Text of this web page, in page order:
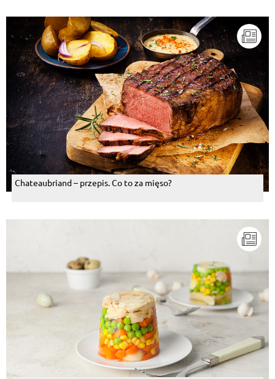
Chateaubriand – przepis. Co to za mięso?